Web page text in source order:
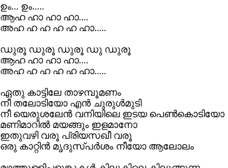
ഉം... ഉം.....
ആഹ ഹാ ഹാ ഹാ....
അഹ ഹ ഹ ഹ ഹ ഹാ.....
ഡുരൂ ഡുരൂ ഡുരൂ ഡു ഡുരൂ
ആഹ ഹാ ഹാ ഹാ....
അഹ ഹ ഹ ഹ ഹ ഹാ.....
ഏതു കാട്ടിലേ താഴമ്പൂമണം
നീ തലോടിയോ എൻ ചുരുൾമുടി
നീ യെരുശലേൻ വനിയിലെ ഇടയ പെൺകൊടിയോ
മണിമാറിൽ മയങ്ങും ഇളമാനോ
ഇതുവഴി വരൂ പ്രിയസഖീ വരൂ
ഒരു കാറ്റിൻ മൃദുസ്പർശം നീയോ ആലോലം